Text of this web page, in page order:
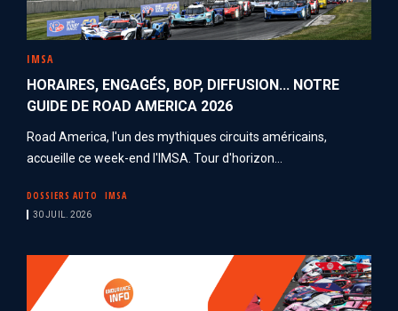
IMSA
HORAIRES, ENGAGÉS, BOP, DIFFUSION... NOTRE
GUIDE DE ROAD AMERICA 2026
Road America, l'un des mythiques circuits américains,
accueille ce week-end l'IMSA. Tour d'horizon...
DOSSIERS AUTO IMSA
30 JUIL. 2026